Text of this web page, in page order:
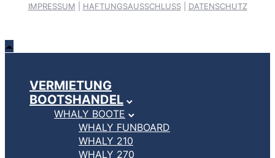
IMPRESSUM HAFTUNGSAUSSCHLUSS| DATENSCHUTZ
VERMIETUNG
BOOTSHANDEL
WHALY BOOTE
WHALY FUNBOARD
WHALY 210
WHALY 270